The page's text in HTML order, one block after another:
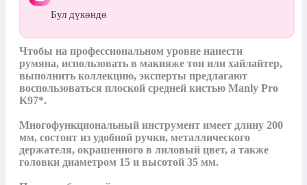
Бул дүкөндө
Чтобы на профессиональном уровне нанести
румяна, использовать в макияже тон или хайлайтер,
выполнить коллекцию, эксперты предлагают
воспользоваться плоской средней кистью Manly Pro
K97*.
Многофункциональный инструмент имеет длину 200
мм, состоит из удобной ручки, металлического
держателя, окрашенного в лиловый цвет, а также
головки диаметром 15 и высотой 35 мм.